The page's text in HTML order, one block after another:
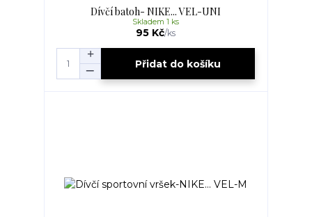
Dívčí batoh- NIKE... VEL-UNI
95 Kč/ks
Skladem 1 ks
Přidat do košíku